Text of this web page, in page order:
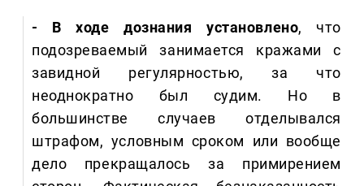
- В ходе дознания установлено, что
подозреваемый занимается кражами с
завидной регулярностью, за что
неоднократно был судим. Но в
большинстве случаев отделывался
штрафом, условным сроком или вообще
дело прекращалось за примирением